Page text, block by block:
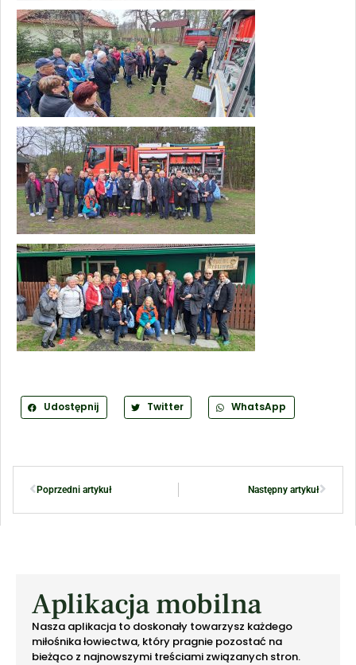
Udostępnij Twitter WhatsApp
Poprzedni artykuł Następny artykuł
Aplikacja mobilna
Nasza aplikacja to doskonały towarzysz każdego
miłośnika łowiectwa, który pragnie pozostać na
bieżąco z najnowszymi treściami związanych stron.